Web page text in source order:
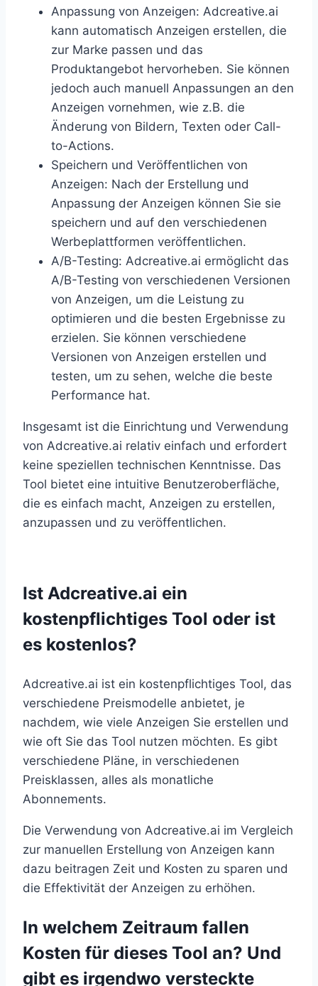
Anpassung von Anzeigen: Adcreative.ai
kann automatisch Anzeigen erstellen, die
zur Marke passen und das
Produktangebot hervorheben. Sie können
jedoch auch manuell Anpassungen an den
Anzeigen vornehmen, wie z.B. die
Änderung von Bildern, Texten oder Call-
to-Actions.
Speichern und Veröffentlichen von
Anzeigen: Nach der Erstellung und
Anpassung der Anzeigen können Sie sie
speichern und auf den verschiedenen
Werbeplattformen veröffentlichen.
A/B-Testing: Adcreative.ai ermöglicht das
A/B-Testing von verschiedenen Versionen
von Anzeigen, um die Leistung zu
optimieren und die besten Ergebnisse zu
erzielen. Sie können verschiedene
Versionen von Anzeigen erstellen und
testen, um zu sehen, welche die beste
Performance hat.
Insgesamt ist die Einrichtung und Verwendung
von Adcreative.ai relativ einfach und erfordert
keine speziellen technischen Kenntnisse. Das
Tool bietet eine intuitive Benutzeroberfläche,
die es einfach macht, Anzeigen zu erstellen,
anzupassen und zu veröffentlichen.
Ist Adcreative.ai ein
kostenpflichtiges Tool oder ist
es kostenlos?
Adcreative.ai ist ein kostenpflichtiges Tool, das
verschiedene Preismodelle anbietet, je
nachdem, wie viele Anzeigen Sie erstellen und
wie oft Sie das Tool nutzen möchten. Es gibt
verschiedene Pläne, in verschiedenen
Preisklassen, alles als monatliche
Abonnements.
Die Verwendung von Adcreative.ai im Vergleich
zur manuellen Erstellung von Anzeigen kann
dazu beitragen Zeit und Kosten zu sparen und
die Effektivität der Anzeigen zu erhöhen.
In welchem Zeitraum fallen
Kosten für dieses Tool an? Und
gibt es irgendwo versteckte